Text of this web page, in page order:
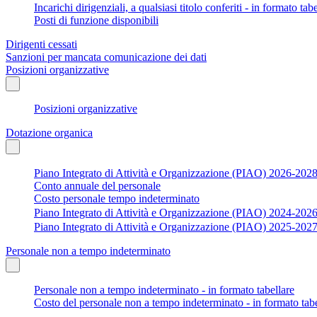
Incarichi dirigenziali, a qualsiasi titolo conferiti - in formato
Posti di funzione disponibili
Dirigenti cessati
Sanzioni per mancata comunicazione dei dati
Posizioni organizzative
Posizioni organizzative
Dotazione organica
Piano Integrato di Attività e Organizzazione (PIAO) 2026-2028
Conto annuale del personale
Costo personale tempo indeterminato
Piano Integrato di Attività e Organizzazione (PIAO) 2024-2026
Piano Integrato di Attività e Organizzazione (PIAO) 2025-2027
Personale non a tempo indeterminato
Personale non a tempo indeterminato - in formato tabellare
Costo del personale non a tempo indeterminato - in formato